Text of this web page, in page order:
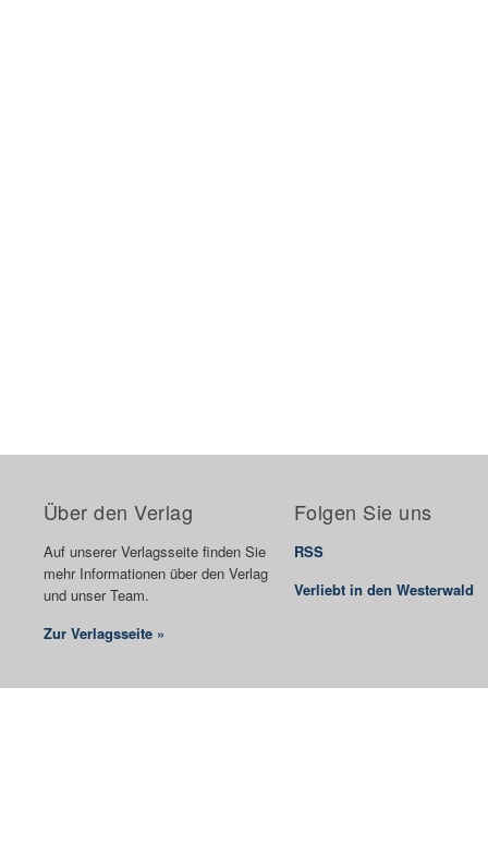
Über den Verlag
Auf unserer Verlagsseite finden Sie
mehr Informationen über den Verlag
und unser Team.
Zur Verlagsseite »
Folgen Sie uns
RSS
Verliebt in den Westerwald